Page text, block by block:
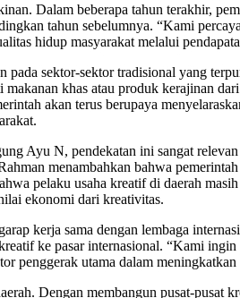
Dalam beberapa tahun terakhir,
tahun sebelumnya. “Kami
hidup masyarakat melalui
sektor-sektor tradisional yang
khas atau produk kerajinan
akan terus berupaya
Ayu N, pendekatan ini sangat
menambahkan bahwa
pelaku usaha kreatif di daerah
ekonomi dari kreativitas.
kerja sama dengan lembaga
ke pasar internasional. “Kami
penggerak utama dalam
Dengan membangun pusat-pusat